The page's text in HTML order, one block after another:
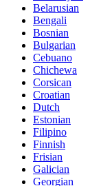
Belarusian
Bengali
Bosnian
Bulgarian
Cebuano
Chichewa
Corsican
Croatian
Dutch
Estonian
Filipino
Finnish
Frisian
Galician
Georgian